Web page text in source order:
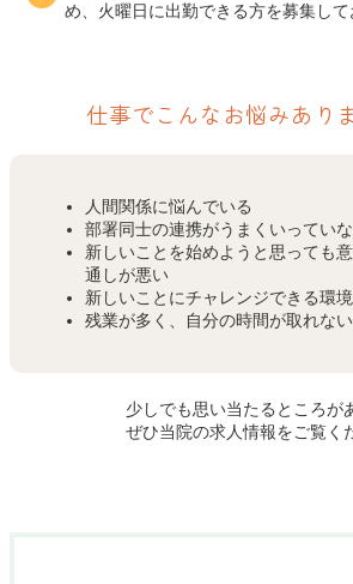
め、火曜日に出勤できる方を募集して
仕事でこんなお悩みあり
人間関係に悩んでいる
部署同士の連携がうまくいってい
新しいことを始めようと思っても
通しが悪い
新しいことにチャレンジできる環
残業が多く、自分の時間が取れない
少しでも思い当たるところが
ぜひ当院の求人情報をご覧く